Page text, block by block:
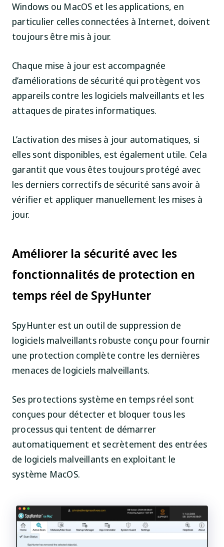
Windows ou MacOS et les applications, en
particulier celles connectées à Internet, doivent
toujours être mis à jour.
Chaque mise à jour est accompagnée
d’améliorations de sécurité qui protègent vos
appareils contre les logiciels malveillants et les
attaques de pirates informatiques.
L’activation des mises à jour automatiques, si
elles sont disponibles, est également utile. Cela
garantit que vous êtes toujours protégé avec
les derniers correctifs de sécurité sans avoir à
vérifier et appliquer manuellement les mises à
jour.
Améliorer la sécurité avec les
fonctionnalités de protection en
temps réel de SpyHunter
SpyHunter est un outil de suppression de
logiciels malveillants robuste conçu pour fournir
une protection complète contre les dernières
menaces de logiciels malveillants.
Ses protections système en temps réel sont
conçues pour détecter et bloquer tous les
processus qui tentent de démarrer
automatiquement et secrètement des entrées
de logiciels malveillants en exploitant le
système MacOS.